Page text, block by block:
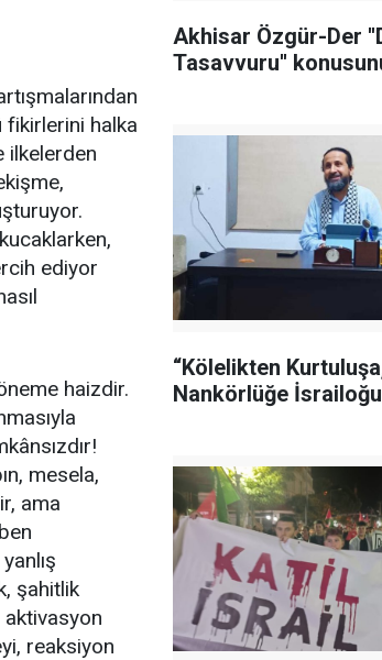
fikirlerini halka
ilkelerden
ediyor
haizdir.
mesela,
ama
şahitlik
reaksiyon
Akhisar Özgür-Der
Tasavvuru''
“Kölelikten
Nankörlüğe